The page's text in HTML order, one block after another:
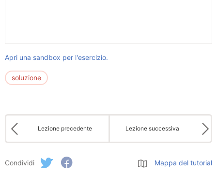
Apri una sandbox per l'esercizio.
soluzione
Lezione precedente Lezione successiva
Condividi Mappa del tutorial